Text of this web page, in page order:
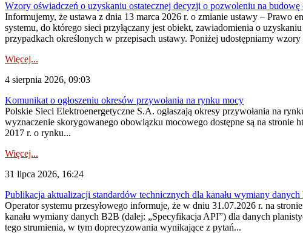
Wzory oświadczeń o uzyskaniu ostatecznej decyzji o pozwoleniu na
Informujemy, że ustawa z dnia 13 marca 2026 r. o zmianie ustawy – Prawo
systemu, do którego sieci przyłączany jest obiekt, zawiadomienia o
przypadkach określonych w przepisach ustawy. Poniżej udostępniamy
Więcej...
4 sierpnia 2026, 09:03
Komunikat o ogłoszeniu okresów przywołania na rynku mocy
Polskie Sieci Elektroenergetyczne S.A. ogłaszają okresy przywołania na
wyznaczenie skorygowanego obowiązku mocowego dostępne są na
2017 r. o rynku...
Więcej...
31 lipca 2026, 16:24
Publikacja aktualizacji standardów technicznych dla kanału wymiany
Operator systemu przesyłowego informuje, że w dniu 31.07.2026 r. na
kanału wymiany danych B2B (dalej: „Specyfikacja API”) dla danych
tego strumienia, w tym doprecyzowania wynikające z pytań...